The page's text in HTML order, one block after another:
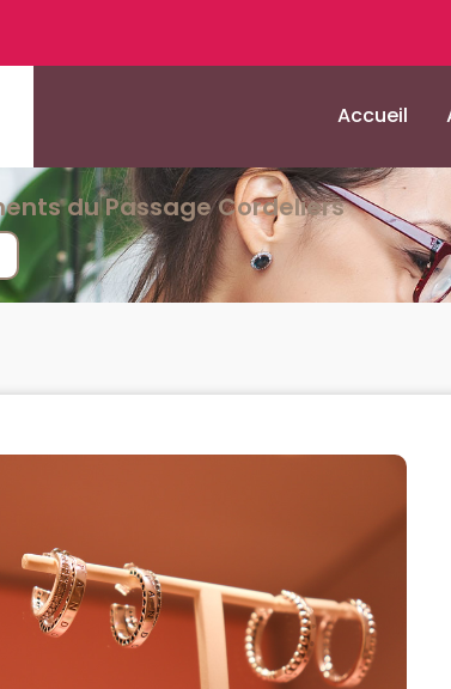
Accueil
du Passage Cordeliers